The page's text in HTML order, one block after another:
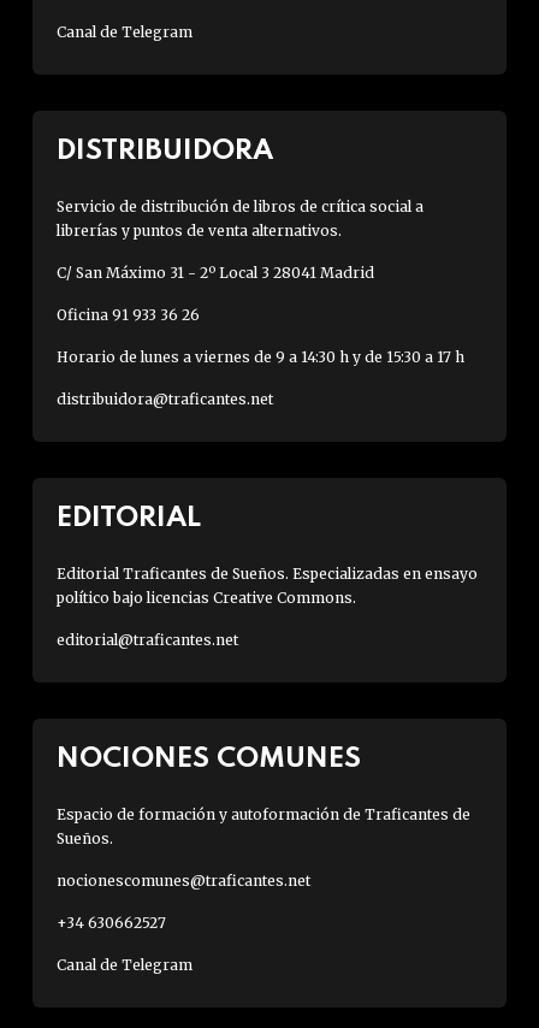
Canal de Telegram
DISTRIBUIDORA
Servicio de distribución de libros de crítica social a
librerías y puntos de venta alternativos.
C/ San Máximo 31 - 2º Local 3 28041 Madrid
Oficina 91 933 36 26
Horario de lunes a viernes de 9 a 14:30 h y de 15:30 a 17 h
distribuidora@traficantes.net
EDITORIAL
Editorial Traficantes de Sueños. Especializadas en ensayo
político bajo licencias Creative Commons.
editorial@traficantes.net
NOCIONES COMUNES
Espacio de formación y autoformación de Traficantes de
Sueños.
nocionescomunes@traficantes.net
+34 630662527
Canal de Telegram